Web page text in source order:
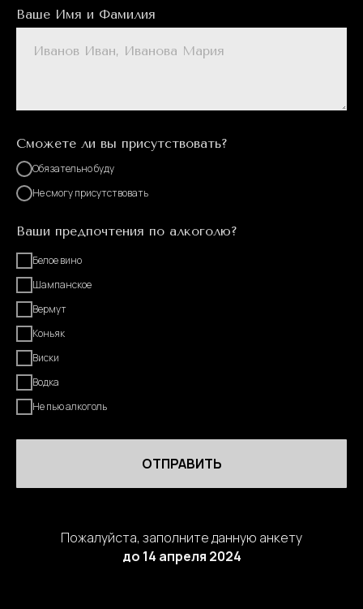
Ваше Имя и Фамилия
Сможете ли вы присутствовать?
Обязательно буду
Не смогу присутствовать
Ваши предпочтения по алкоголю?
Белое вино
Шампанское
Вермут
Коньяк
Виски
Водка
Не пью алкоголь
ОТПРАВИТЬ
Пожалуйста, заполните данную анкету
до 14 апреля 2024